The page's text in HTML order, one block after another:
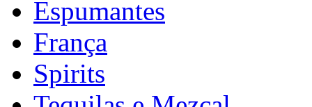
Espumantes
França
Spirits